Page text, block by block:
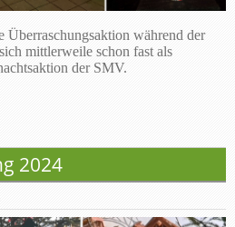
Überraschungsaktion während der
mittlerweile schon fast als
der SMV.
2024